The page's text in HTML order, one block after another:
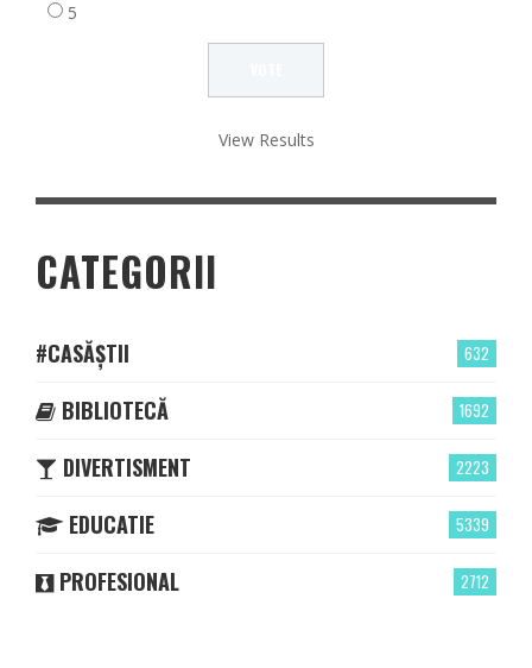
5
View Results
CATEGORII
632
#CASĂȘTII
1692
BIBLIOTECĂ
2223
DIVERTISMENT
5339
EDUCATIE
2712
PROFESIONAL